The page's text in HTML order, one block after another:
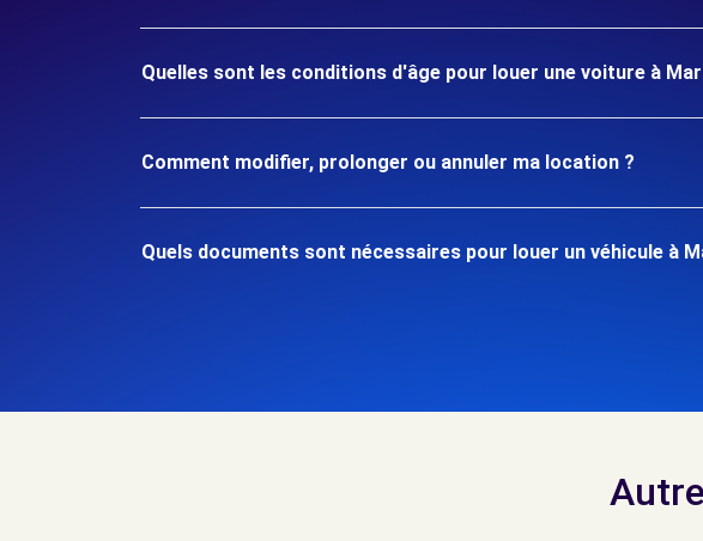
Quelles sont les conditions d'âge pour louer une voiture à
Comment modifier, prolonger ou annuler ma location ?
Quels documents sont nécessaires pour louer un véhicule à